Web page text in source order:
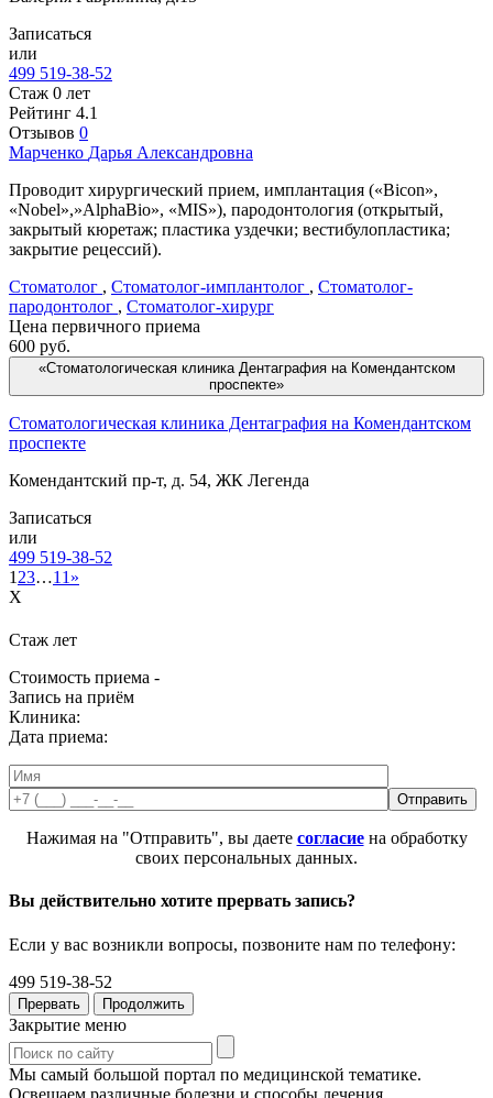
Записаться
или
499 519-38-52
Стаж 0 лет
Рейтинг 4.1
Отзывов 0
Марченко Дарья Александровна
Проводит хирургический прием, имплантация («Bicon»,
«Nobel»,»AlphaBio», «MIS»), пародонтология (открытый,
закрытый кюретаж; пластика уздечки; вестибулопластика;
закрытие рецессий).
Стоматолог , Стоматолог-имплантолог , Стоматолог-
пародонтолог , Стоматолог-хирург
Цена первичного приема
600 руб.
«Стоматологическая клиника Дентаграфия на Комендантском
проспекте»
Стоматологическая клиника Дентаграфия на Комендантском
проспекте
Комендантский пр-т, д. 54, ЖК Легенда
Записаться
или
499 519-38-52
1 23…11 »
X
Стаж лет
Стоимость приема -
Запись на приём
Клиника:
Дата приема:
Нажимая на "Отправить", вы даете согласиена обработку
своих персональных данных.
Вы действительно хотите прервать запись?
Если у вас возникли вопросы, позвоните нам по телефону:
499 519-38-52
Прервать Продолжить
Закрытие меню
Мы самый большой портал по медицинской тематике.
Освещаем различные болезни и способы лечения,